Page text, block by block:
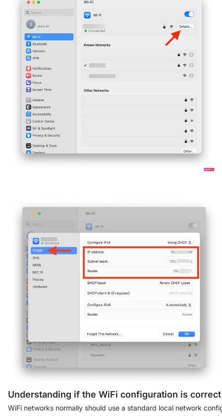
Understanding if the WiFi configuration is correct
WiFi networks normally should use a standard local network